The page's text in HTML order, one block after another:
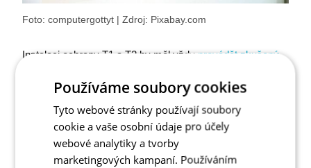
Foto: computergottyt | Zdroj: Pixabay.com
Instalaci ochrany T1 a T2 by měl vždy provádět zkušený
elektronických zařízeních pod napětím je třeba používat
ochrání jak pracovníka, tak samotný přístroj před
případným poškozením způsobeným nesprávnou
manipulací.
Používáme soubory cookies
Tyto webové stránky používají soubory
cookie a vaše osobní údaje pro účely
webové analytiky a tvorby
marketingových kampaní. Používáním